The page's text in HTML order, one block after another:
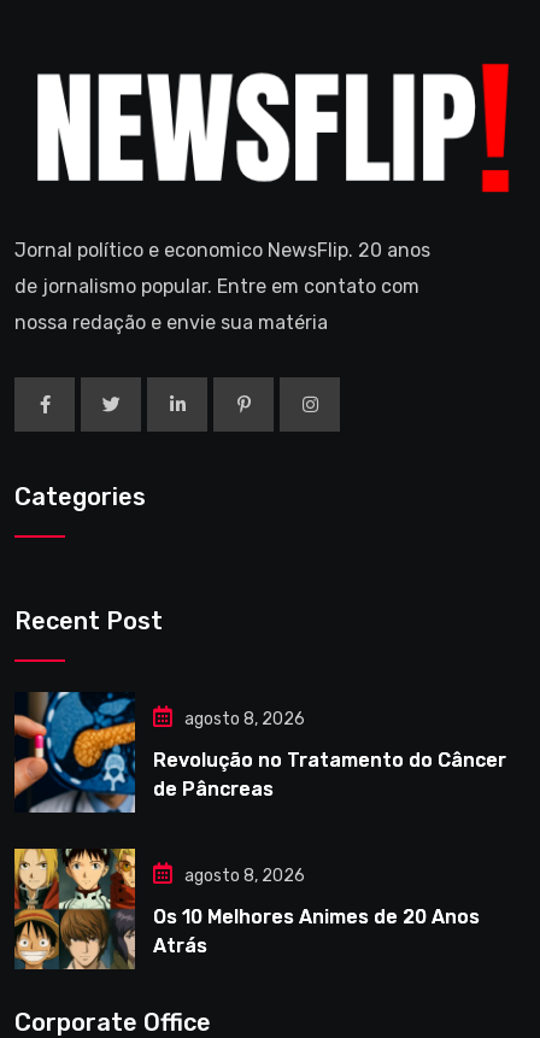
Jornal político e economico NewsFlip. 20 anos
de jornalismo popular. Entre em contato com
nossa redação e envie sua matéria
Categories
Recent Post
agosto 8, 2026
Revolução no Tratamento do Câncer
de Pâncreas
agosto 8, 2026
Os 10 Melhores Animes de 20 Anos
Atrás
Corporate Office